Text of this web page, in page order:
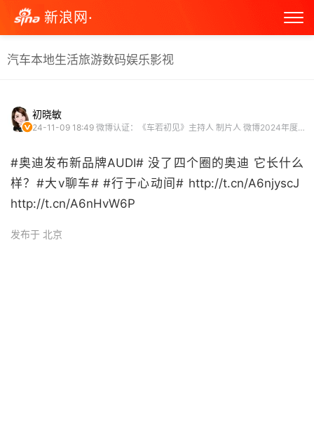
新浪网·
汽车本地生活旅游数码娱乐影视
初晓敏
24-11-09 18:49 微博认证：《车若初见》主持人 制片人 微博2024年度跨域之星 微博原创视频博主
#奥迪发布新品牌AUDI# 没了四个圈的奥迪 它长什么
样？#大v聊车# #行于心动间# http://t.cn/A6njyscJ ​
http://t.cn/A6nHvW6P ​
发布于 北京